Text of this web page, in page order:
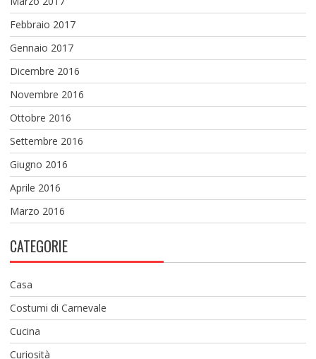
Febbraio 2017
Gennaio 2017
Dicembre 2016
Novembre 2016
Ottobre 2016
Settembre 2016
Giugno 2016
Aprile 2016
Marzo 2016
CATEGORIE
Casa
Costumi di Carnevale
Cucina
Curiosità